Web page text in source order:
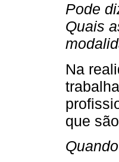
Pode
Quais
Na
que